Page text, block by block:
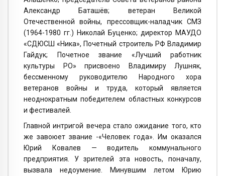
Александр Баташёв; ветеран Великой
Отечественной войны, прессовщик-наладчик СМЗ
(1964-1980 гг.) Николай Буценко; директор МАУДО
«СДЮСШ «Ника», Почетный строитель РФ Владимир
Гайдук; Почетное звание «Лучший работник
культуры РО» присвоено Владимиру Лушняк,
бессменному руководителю Народного хора
ветеранов войны и труда, который является
неоднократным победителем областных конкурсов
и фестивалей.
Главной интригой вечера стало ожидание того, кто
же завоюет звание -«Человек года». Им оказался
Юрий Ковалев — водитель коммунального
предприятия. У зрителей эта новость, поначалу,
вызвала недоумение. Минувшим летом Юрию